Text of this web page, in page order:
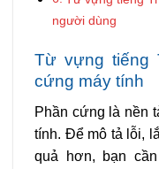
người dùng
Từ vựng tiếng
cứng máy tính
Phần cứng là nền
tính. Để mô tả lỗi,
quả hơn, bạn